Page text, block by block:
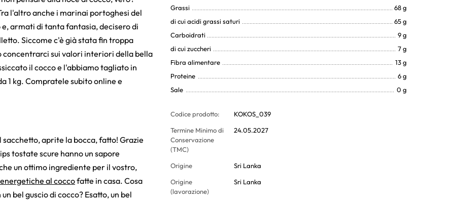
l'altro anche i marinai portoghesi del
armati di tanta fantasia, decisero di
Siccome c'è già stata fin troppa
sui valori interiori della bella
il cocco e l'abbiamo tagliato in
1 kg. Compratele subito online e
aprite la bocca, fatto! Grazie
tostate scure hanno un sapore
un ottimo ingrediente per il vostro,
al coccofatte in casa. Cosa
bel guscio di cocco? Esatto, un bel
Grassi
68 g
di cui acidi grassi saturi
65 g
Carboidrati
9 g
di cui zuccheri
7 g
Fibra alimentare
13 g
Proteine
6 g
Sale
0 g
Codice prodotto:
KOKOS_039
Termine Minimo di
Conservazione
(TMC)
24.05.2027
Origine
Sri Lanka
Origine
(lavorazione)
Sri Lanka